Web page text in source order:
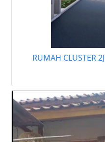
RUMAH CLUSTER